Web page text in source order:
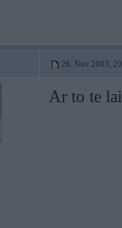
26. Nov 2003,
Ar to te